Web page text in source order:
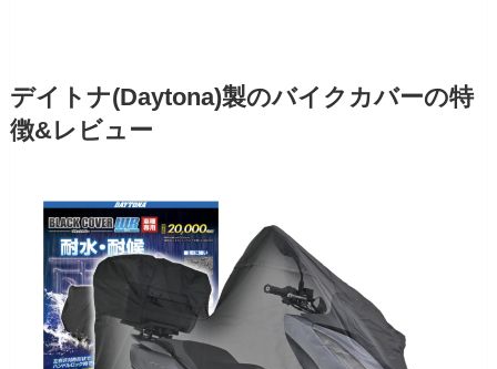
デイトナ(Daytona)製のバイクカバーの特
徴&レビュー